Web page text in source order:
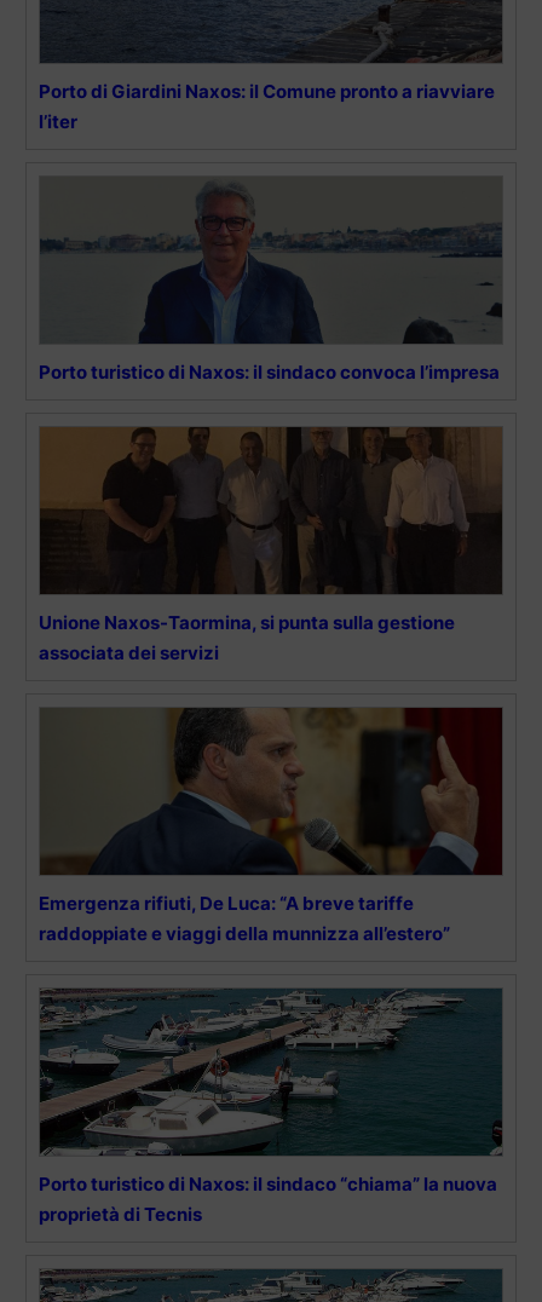
Porto di Giardini Naxos: il Comune pronto a riavviare
l’iter
Porto turistico di Naxos: il sindaco convoca l’impresa
Unione Naxos-Taormina, si punta sulla gestione
associata dei servizi
Emergenza rifiuti, De Luca: “A breve tariffe
raddoppiate e viaggi della munnizza all’estero”
Porto turistico di Naxos: il sindaco “chiama” la nuova
proprietà di Tecnis